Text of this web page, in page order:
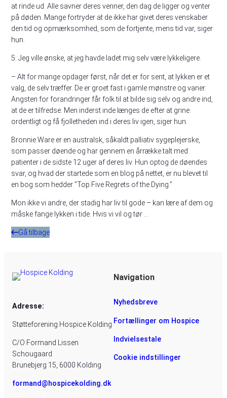
at rinde ud. Alle savner deres venner, den dag de ligger og venter
på døden. Mange fortryder at de ikke har givet deres venskaber
den tid og opmærksomhed, som de fortjente, mens tid var, siger
hun.
5: Jeg ville ønske, at jeg havde ladet mig selv være lykkeligere.
– Alt for mange opdager først, når det er for sent, at lykken er et
valg, de selv træffer. De er groet fast i gamle mønstre og vaner.
Angsten for forandringer får folk til at bilde sig selv og andre ind,
at de er tilfredse. Men inderst inde længes de efter at grine
ordentligt og få fjolletheden ind i deres liv igen, siger hun.
Bronnie Ware er en australsk, såkaldt palliativ sygeplejerske,
som passer døende og har gennem en årrække talt med
patienter i de sidste 12 uger af deres liv. Hun optog de døendes
svar, og hvad der startede som en blog på nettet, er nu blevet til
en bog som hedder ”Top Five Regrets of the Dying.”
Mon ikke vi andre, der stadig har liv til gode – kan lære af dem og
måske fange lykken i tide. Hvis vi vil og tør …
Gå tilbage
Adresse:
Støtteforening Hospice Kolding
C/O Formand Lissen
Schougaard
Brunebjerg 15, 6000 Kolding
formand@hospicekolding.dk
Navigation
Nyhedsbreve
Fortællinger om Hospice
Indvielsestale
Cookie indstillinger